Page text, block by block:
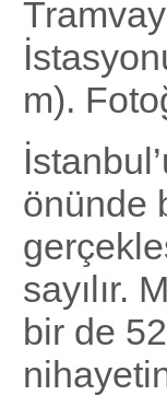
m).
önünde
sayılır.
bir de